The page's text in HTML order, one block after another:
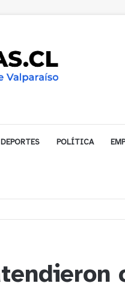
DEPORTES POLÍTICA
pensando en cambiarse de